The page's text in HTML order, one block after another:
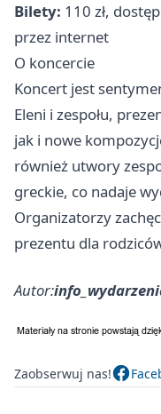
Bilety: 110 zł,
przez internet
O koncercie
Koncert jest
Eleni i zespołu,
jak i nowe
również utwory
greckie, co nadaje
Organizatorzy
prezentu dla
Autor:
Zaobserwuj nas!